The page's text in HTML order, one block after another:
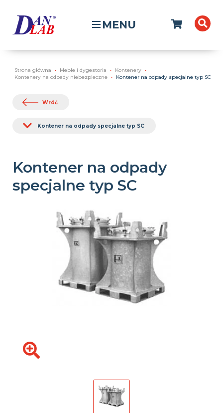
MENU
Strona główna Meble i dygestoria
Kontenery
Kontenery na odpady niebezpieczne
Kontener na odpady specjalne typ SC
Wróć
Kontener na odpady specjalne typ SC
Kontener na odpady
specjalne typ SC